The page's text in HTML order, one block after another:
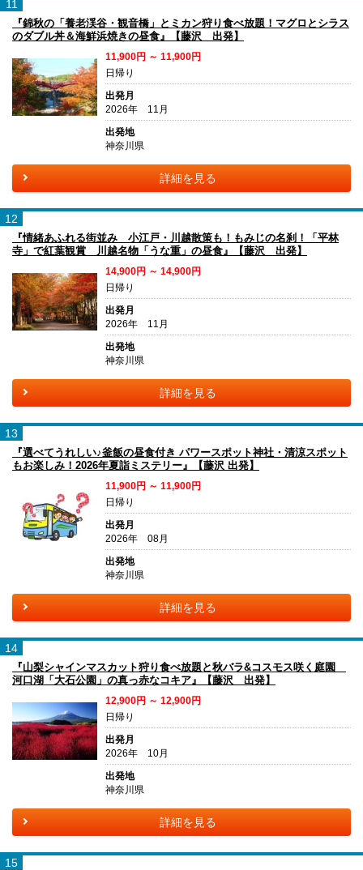
11
『錦秋の「養老渓谷・観音橋」とミカン狩り食べ放題！マグロとシラス
のダブル丼＆海鮮浜焼きの昼食』【藤沢 出発】
11,900円 ～ 11,900円
日帰り
出発月
2026年 11月
出発地
神奈川県
詳細を見る
12
『情緒あふれる街並み 小江戸・川越散策も！もみじの名刹！「平林
寺」で紅葉観賞 川越名物「うな重」の昼食』【藤沢 出発】
14,900円 ～ 14,900円
日帰り
出発月
2026年 11月
出発地
神奈川県
詳細を見る
13
『選べてうれしい♪釜飯の昼食付き パワースポット神社・清涼スポット
もお楽しみ！2026年夏詣ミステリー』【藤沢 出発】
11,900円 ～ 11,900円
日帰り
出発月
2026年 08月
出発地
神奈川県
詳細を見る
14
『山梨シャインマスカット狩り食べ放題と秋バラ&コスモス咲く庭園
河口湖「大石公園」の真っ赤なコキア』【藤沢 出発】
12,900円 ～ 12,900円
日帰り
出発月
2026年 10月
出発地
神奈川県
詳細を見る
15